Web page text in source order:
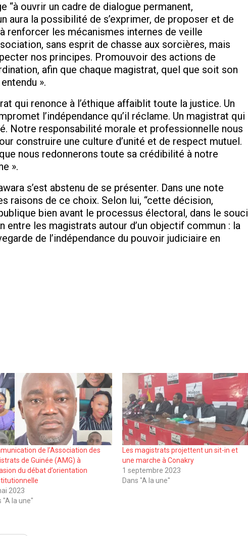
“à ouvrir un cadre de dialogue permanent,
aura la possibilité de s’exprimer, de proposer et de
renforcer les mécanismes internes de veille
sans esprit de chasse aux sorcières, mais
nos principes. Promouvoir des actions de
afin que chaque magistrat, quel que soit son
».
qui renonce à l’éthique affaiblit toute la justice. Un
l’indépendance qu’il réclame. Un magistrat qui
Notre responsabilité morale et professionnelle nous
construire une culture d’unité et de respect mutuel.
que nous redonnerons toute sa crédibilité à notre
».
s’est abstenu de se présenter. Dans une note
raisons de ce choix. Selon lui, “cette décision,
bien avant le processus électoral, dans le souci
entre les magistrats autour d’un objectif commun : la
de l’indépendance du pouvoir judiciaire en
de l’Association des
de Guinée (AMG) à
du débat d’orientation
2023
"A la une"
Les magistrats projettent un sit-in et
une marche à Conakry
1 septembre 2023
Dans "A la une"